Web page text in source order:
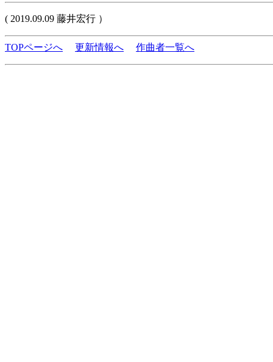
( 2019.09.09 藤井宏行 ）
TOPページへ 更新情報へ 作曲者一覧へ